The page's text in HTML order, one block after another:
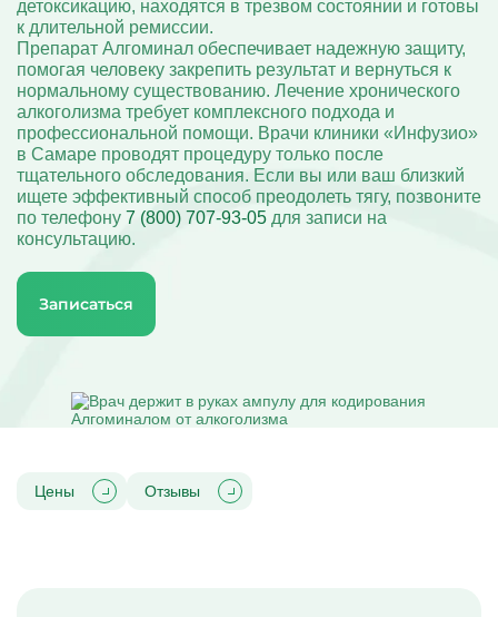
Капельницы Омепразола
Капельницы от панкреатита
Капельницы Панангина
Капельницы Пентоксифиллина
Капельницы Пирацетама
Капельницы Рибоксина
Капельница Реамберина
Капельница Ремаксола
Капельница Цитофлавина
Капельница Гептрала
Капельница Дексаметазона
Капельница железа
Капельница натрия
Капельница с калием
Капельница Метрогил
Капельница физраствора
Капельница Берлитион
Капельница Глиатилина
Капельница Кавинтон
Капельница с тиоктовой кислотой
Капельница Глутатион
Капельница Стерофундин изотонический
Капельницы при остеопорозе
Капельницы при остеохондрозе
Капельницы при отравлении
Капельница «Антистресс»
Капельница «Комплекс УльтраФеррум»
Капельница «Энергия»
Диагностика компьютерной зависимости
Диагностика созависимости
Диагностика психических расстройств
Диагностика расстройств личности
Кодирование двойной блок
Кодирование вивитрол
Кодирование торпедо
Кодирование Довженко
Кодирование уколом
Кодирование лазером
Лечение алкоголизма
Лечение женского алкоголизма
Лечение мужского алкоголизма
Лечение хронического алкоголизма
Вшивание от алкоголизма
Кодирование Алгоминал
Колме от алкоголизма
Кодирование Аквилонг
Вакансии
Акции
Юридическая информация
Записаться
Капельница на дому
Адрес
ул. Запорожская, 26
Время работы
Круглосуточно
Поддержка 24/7
детоксикацию, находятся в трезвом состоянии и готовы
к длительной ремиссии.
Препарат Алгоминал обеспечивает надежную защиту,
помогая человеку закрепить результат и вернуться к
нормальному существованию. Лечение хронического
алкоголизма требует комплексного подхода и
профессиональной помощи. Врачи клиники «Инфузио»
в Самаре проводят процедуру только после
тщательного обследования. Если вы или ваш близкий
ищете эффективный способ преодолеть тягу, позвоните
по телефону 7 (800) 707-93-05 для записи на
консультацию.
Записаться
Цены Отзывы